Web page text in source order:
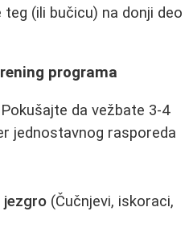
(ili bučicu) na donji deo
programa
da vežbate 3-4
jednostavnog rasporeda
jezgro (Čučnjevi, iskoraci,